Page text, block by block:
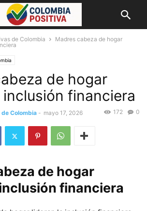
de Colombia
Madres cabeza de hogar
de hogar
inclusión financiera
Colombia - mayo 17, 2026 0
172
de hogar
financiera